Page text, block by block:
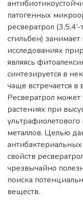
патогенных
ресвератрол
стильбен)
исследованиях
являясь
синтезируется в
чаще встречается
Ресвератрол может
растениях при
металлов. Целью
свойств
чрезвычайно
поиска
веществ.